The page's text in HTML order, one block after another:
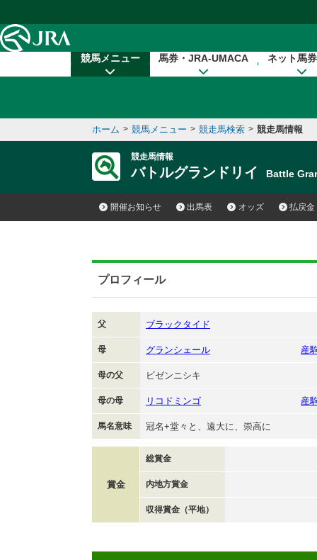
競馬メニュー 馬券・JRA-UMACA ネット馬
ホーム > 競馬メニュー > 競走馬検索 > 競走馬情報
競走馬情報
バトルグランドリイ Battle
開催お知らせ 出馬表 オッズ 払戻金
プロフィール
父 ブラックタイド
母 グランシェール 産
母の父 ビゼンニシキ
母の母 リコドミンゴ 産
馬名意味 冠名+堂々と、遠大に、崇高に
賞金
総賞金
内地方賞金
収得賞金（平地）